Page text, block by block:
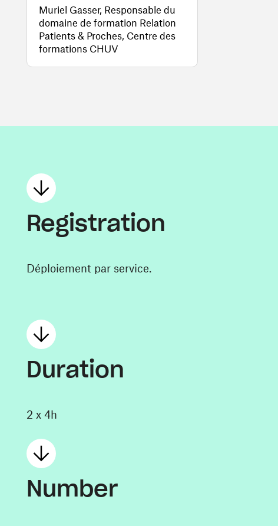
Muriel Gasser, Responsable du
domaine de formation Relation
Patients & Proches, Centre des
formations CHUV
Registration
Déploiement par service.
Duration
2 x 4h
Number